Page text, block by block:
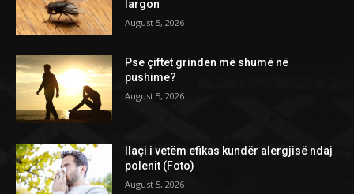
largon
August 5, 2026
Pse çiftet grinden më shumë në
pushime?
August 5, 2026
Ilaçi i vetëm efikas kundër alergjisë ndaj
polenit (Foto)
August 5, 2026